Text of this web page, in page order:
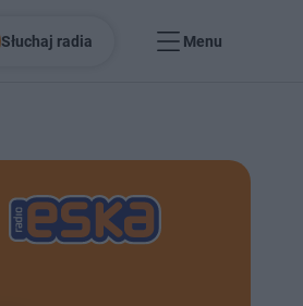
Słuchaj radia Menu